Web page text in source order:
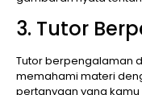
3. Tutor
Tutor berpengalaman
memahami materi
pertanyaan yang kamu